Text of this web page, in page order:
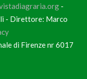
-
- Direttore: Marco
di Firenze nr 6017